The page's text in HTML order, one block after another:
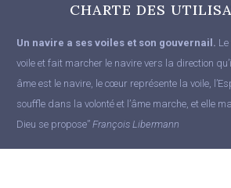
CHARTE DES
Un navire a ses voiles et son gouvernail.
voile et fait marcher le navire vers la direction
âme est le navire, le cœur représente la voile,
souffle dans la volonté et l’âme marche, et elle
Dieu se propose” François Libermann